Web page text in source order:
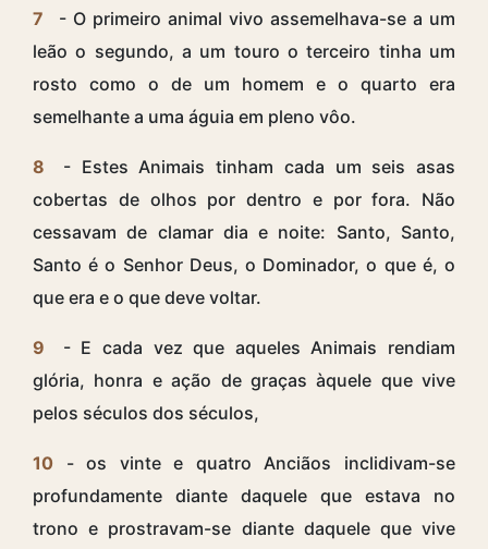
7
- O primeiro animal vivo assemelhava-se a um
leão o segundo, a um touro o terceiro tinha um
rosto como o de um homem e o quarto era
semelhante a uma águia em pleno vôo.
8
- Estes Animais tinham cada um seis asas
cobertas de olhos por dentro e por fora. Não
cessavam de clamar dia e noite: Santo, Santo,
Santo é o Senhor Deus, o Dominador, o que é, o
que era e o que deve voltar.
9
- E cada vez que aqueles Animais rendiam
glória, honra e ação de graças àquele que vive
pelos séculos dos séculos,
10 - os vinte e quatro Anciãos inclidivam-se
profundamente diante daquele que estava no
trono e prostravam-se diante daquele que vive